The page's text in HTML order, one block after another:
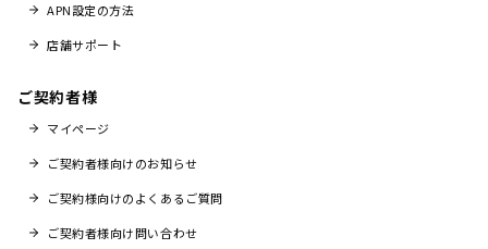
APN設定の方法
店舗サポート
ご契約者様
マイページ
ご契約者様向けのお知らせ
ご契約様向けのよくあるご質問
ご契約者様向け問い合わせ